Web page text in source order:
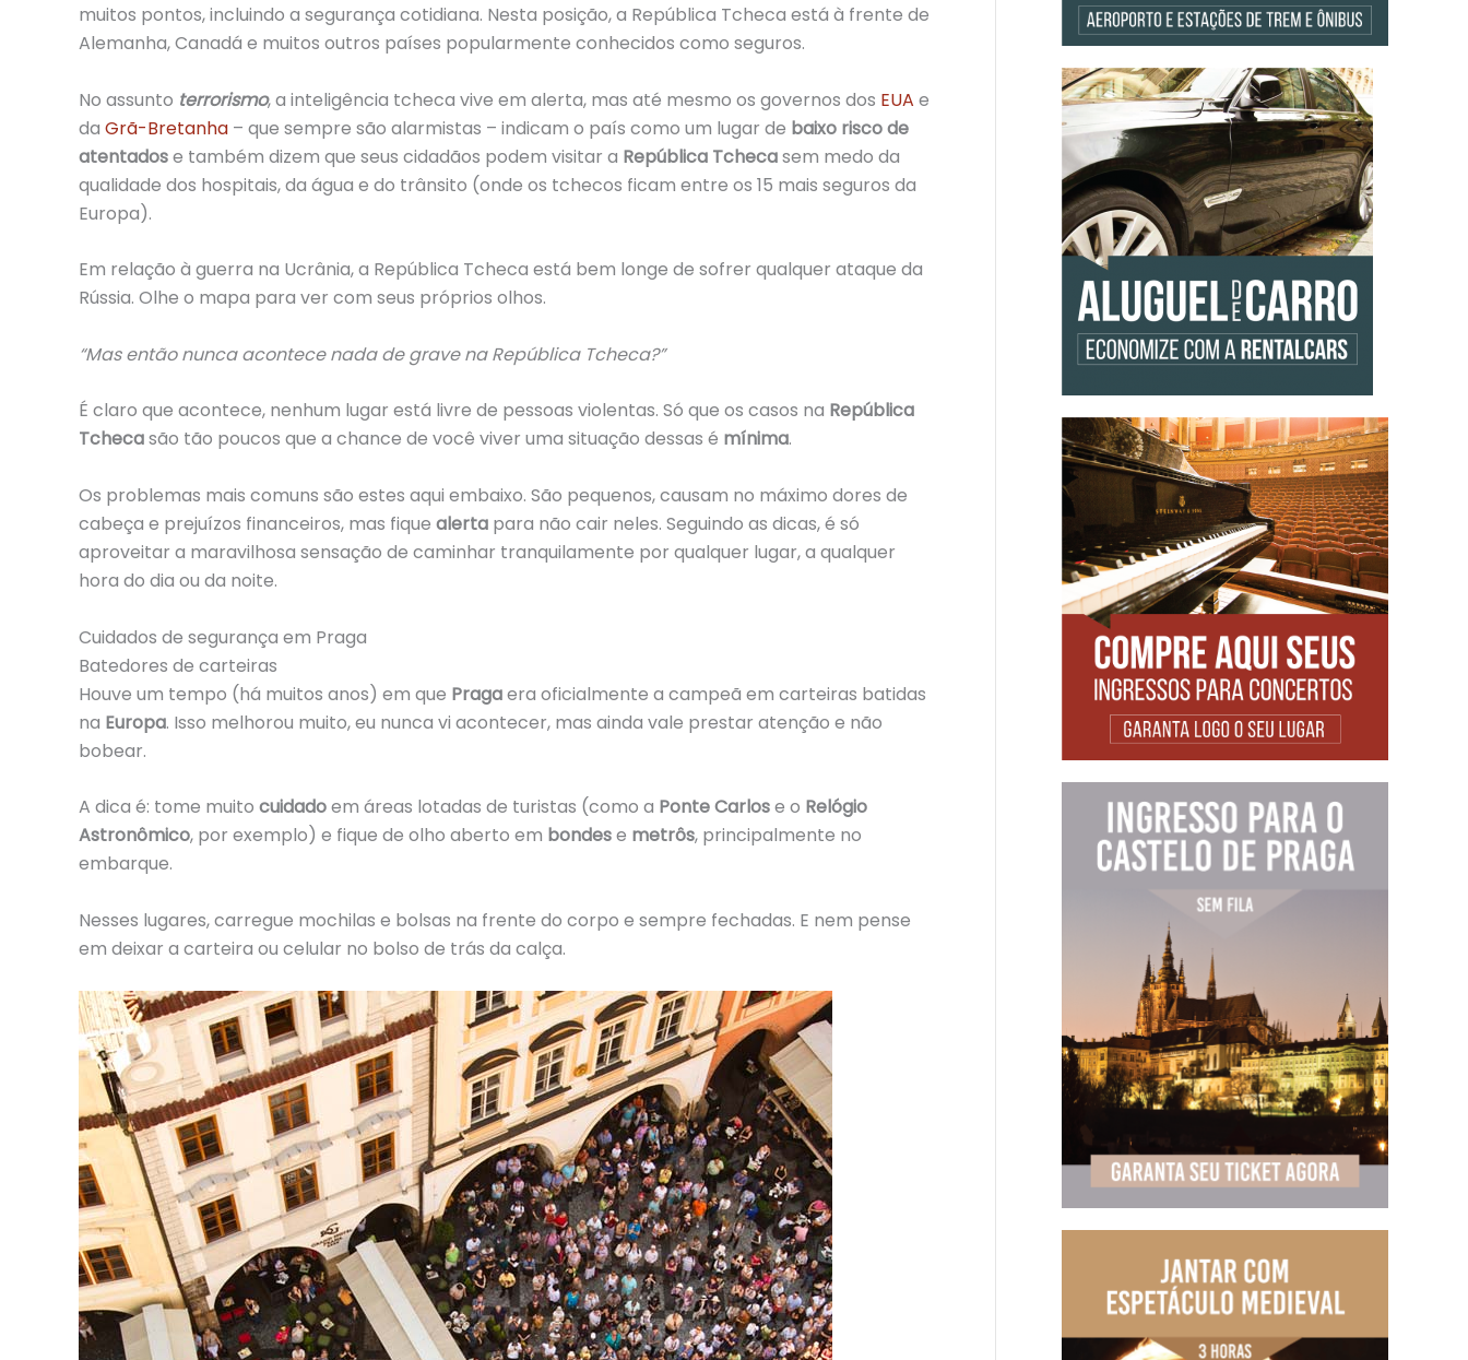
muitos pontos, incluindo a segurança cotidiana. Nesta posição, a República Tcheca está à frente de
Alemanha, Canadá e muitos outros países popularmente conhecidos como seguros.
No assunto terrorismo, a inteligência tcheca vive em alerta, mas até mesmo os governos dos EUA e
da Grã-Bretanha – que sempre são alarmistas – indicam o país como um lugar de baixo risco de
atentadose também dizem que seus cidadãos podem visitar a República Tchecasem medo da
qualidade dos hospitais, da água e do trânsito (onde os tchecos ficam entre os 15 mais seguros da
Europa).
Em relação à guerra na Ucrânia, a República Tcheca está bem longe de sofrer qualquer ataque da
Rússia. Olhe o mapa para ver com seus próprios olhos.
“Mas então nunca acontece nada de grave na República Tcheca?”
É claro que acontece, nenhum lugar está livre de pessoas violentas. Só que os casos na República
Tchecasão tão poucos que a chance de você viver uma situação dessas é mínima.
Os problemas mais comuns são estes aqui embaixo. São pequenos, causam no máximo dores de
cabeça e prejuízos financeiros, mas fique alerta para não cair neles. Seguindo as dicas, é só
aproveitar a maravilhosa sensação de caminhar tranquilamente por qualquer lugar, a qualquer
hora do dia ou da noite.
Cuidados de segurança em Praga
Batedores de carteiras
Houve um tempo (há muitos anos) em que Pragaera oficialmente a campeã em carteiras batidas
na Europa. Isso melhorou muito, eu nunca vi acontecer, mas ainda vale prestar atenção e não
bobear.
A dica é: tome muito cuidadoem áreas lotadas de turistas (como a Ponte Carlose o Relógio
Astronômico, por exemplo) e fique de olho aberto em bondese metrôs, principalmente no
embarque.
Nesses lugares, carregue mochilas e bolsas na frente do corpo e sempre fechadas. E nem pense
em deixar a carteira ou celular no bolso de trás da calça.